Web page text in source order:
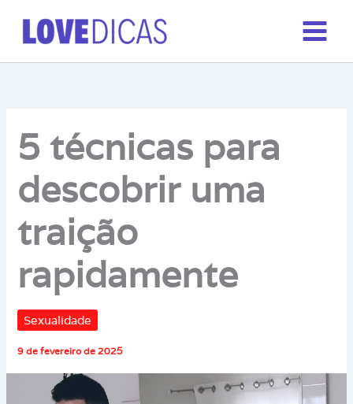
para
5 técnicas para
descobrir uma
traição
rapidamente
Sexualidade
9 de fevereiro de 2025